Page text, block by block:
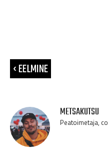
‹ EELMINE
METSAKUTSU
Peatoimetaja,